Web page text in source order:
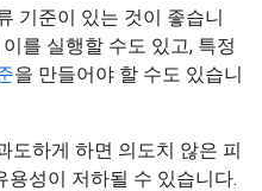
기준이 있는 것이 좋습니
를 실행할 수도 있고, 특정
을 만들어야 할 수도 있습니
도하게 하면 의도치 않은 피
성이 저하될 수 있습니다.